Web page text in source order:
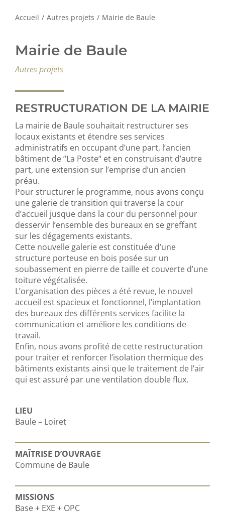
Accueil / Autres projets / Mairie de Baule
Mairie de Baule
Autres projets
RESTRUCTURATION DE LA MAIRIE
La mairie de Baule souhaitait restructurer ses
locaux existants et étendre ses services
administratifs en occupant d’une part, l’ancien
bâtiment de “La Poste“ et en construisant d’autre
part, une extension sur l’emprise d’un ancien
préau.
Pour structurer le programme, nous avons conçu
une galerie de transition qui traverse la cour
d’accueil jusque dans la cour du personnel pour
desservir l’ensemble des bureaux en se greffant
sur les dégagements existants.
Cette nouvelle galerie est constituée d’une
structure porteuse en bois posée sur un
soubassement en pierre de taille et couverte d’une
toiture végétalisée.
L’organisation des pièces a été revue, le nouvel
accueil est spacieux et fonctionnel, l’implantation
des bureaux des différents services facilite la
communication et améliore les conditions de
travail.
Enfin, nous avons profité de cette restructuration
pour traiter et renforcer l’isolation thermique des
bâtiments existants ainsi que le traitement de l’air
qui est assuré par une ventilation double flux.
LIEU
Baule – Loiret
MAÎTRISE D’OUVRAGE
Commune de Baule
MISSIONS
Base + EXE + OPC